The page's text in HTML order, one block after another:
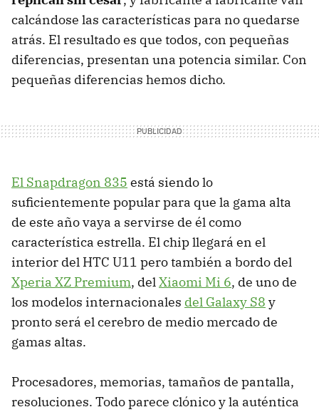
calcándose las características para no quedarse
atrás. El resultado es que todos, con pequeñas
diferencias, presentan una potencia similar. Con
pequeñas diferencias hemos dicho.
El Snapdragon 835 está siendo lo
suficientemente popular para que la gama alta
de este año vaya a servirse de él como
característica estrella. El chip llegará en el
interior del HTC U11 pero también a bordo del
Xperia XZ Premium, delXiaomi Mi 6, de uno de
los modelos internacionales del Galaxy S8 y
pronto será el cerebro de medio mercado de
gamas altas.
Procesadores, memorias, tamaños de pantalla,
resoluciones. Todo parece clónico y la auténtica